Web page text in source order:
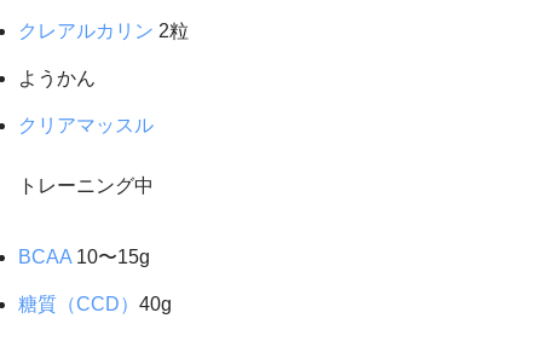
クレアルカリン 2粒
ようかん
クリアマッスル
トレーニング中
BCAA 10〜15g
糖質（CCD） 40g